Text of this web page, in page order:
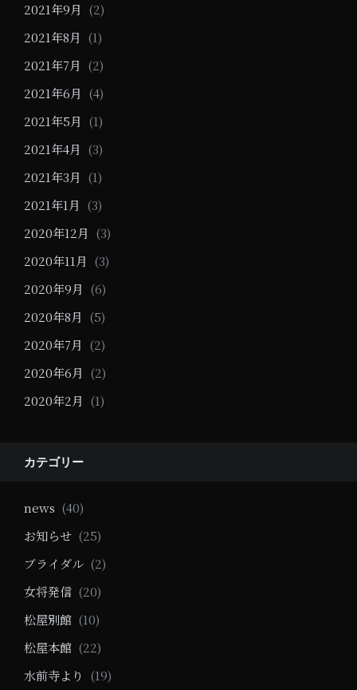
2021年9月 (2)
2021年8月 (1)
2021年7月 (2)
2021年6月 (4)
2021年5月 (1)
2021年4月 (3)
2021年3月 (1)
2021年1月 (3)
2020年12月 (3)
2020年11月 (3)
2020年9月 (6)
2020年8月 (5)
2020年7月 (2)
2020年6月 (2)
2020年2月 (1)
カテゴリー
news (40)
お知らせ (25)
ブライダル (2)
女将発信 (20)
松屋別館 (10)
松屋本館 (22)
水前寺より
(19)